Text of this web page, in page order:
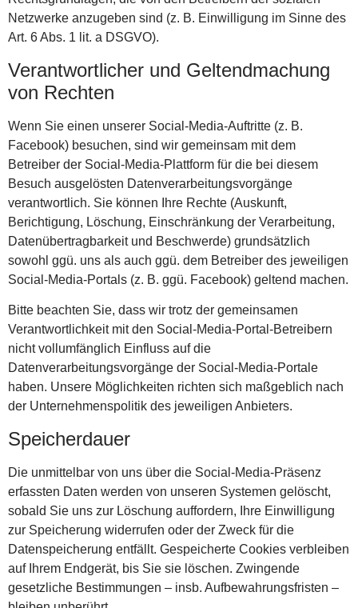
Netzwerke anzugeben sind (z. B. Einwilligung im Sinne des
Art. 6 Abs. 1 lit. a DSGVO).
Verantwortlicher und Geltendmachung
von Rechten
Wenn Sie einen unserer Social-Media-Auftritte (z. B.
Facebook) besuchen, sind wir gemeinsam mit dem
Betreiber der Social-Media-Plattform für die bei diesem
Besuch ausgelösten Datenverarbeitungsvorgänge
verantwortlich. Sie können Ihre Rechte (Auskunft,
Berichtigung, Löschung, Einschränkung der Verarbeitung,
Datenübertragbarkeit und Beschwerde) grundsätzlich
sowohl ggü. uns als auch ggü. dem Betreiber des jeweiligen
Social-Media-Portals (z. B. ggü. Facebook) geltend machen.
Bitte beachten Sie, dass wir trotz der gemeinsamen
Verantwortlichkeit mit den Social-Media-Portal-Betreibern
nicht vollumfänglich Einfluss auf die
Datenverarbeitungsvorgänge der Social-Media-Portale
haben. Unsere Möglichkeiten richten sich maßgeblich nach
der Unternehmenspolitik des jeweiligen Anbieters.
Speicherdauer
Die unmittelbar von uns über die Social-Media-Präsenz
erfassten Daten werden von unseren Systemen gelöscht,
sobald Sie uns zur Löschung auffordern, Ihre Einwilligung
zur Speicherung widerrufen oder der Zweck für die
Datenspeicherung entfällt. Gespeicherte Cookies verbleiben
auf Ihrem Endgerät, bis Sie sie löschen. Zwingende
gesetzliche Bestimmungen – insb. Aufbewahrungsfristen –